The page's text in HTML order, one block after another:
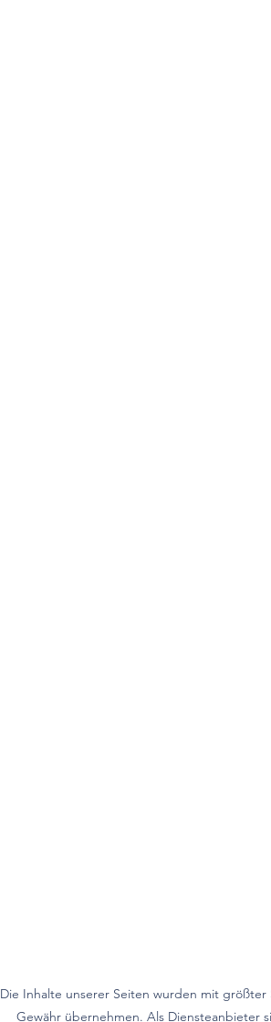
Die Inhalte unserer Seiten wurden mit
Gewähr übernehmen. Als Diensteanbieter